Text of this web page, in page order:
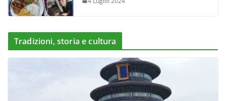
Tradizioni, storia e cultura